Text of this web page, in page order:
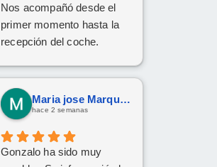
Nos acompañó desde el
primer momento hasta la
recepción del coche.
nuestras consultas y nos
mantuvo constantemente
informados.
nuevo coche.
Maria jose Marquez Gonzalez
hace 2 semanas
Gonzalo ha sido muy